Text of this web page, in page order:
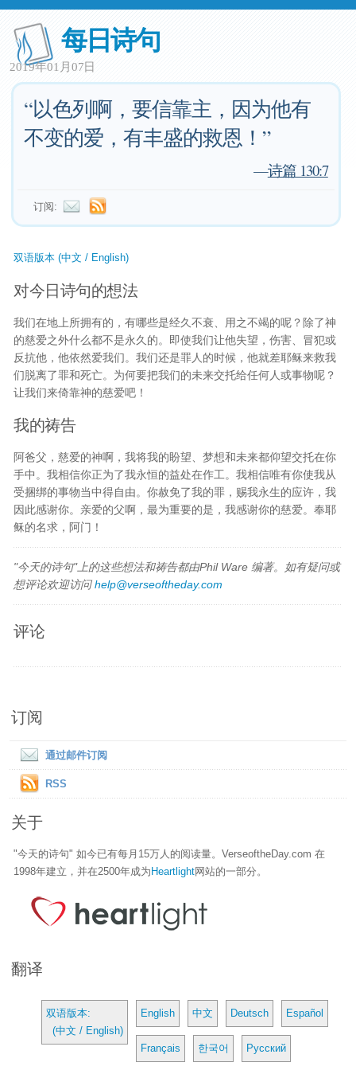
每日诗句
2019年01月07日
“以色列啊，要信靠主，因为他有
不变的爱，有丰盛的救恩！”
—诗篇 130:7
订阅:
双语版本 (中文 / English)
对今日诗句的想法
我们在地上所拥有的，有哪些是经久不衰、用之不竭的呢？除了神
的慈爱之外什么都不是永久的。即使我们让他失望，伤害、冒犯或
反抗他，他依然爱我们。我们还是罪人的时候，他就差耶稣来救我
们脱离了罪和死亡。为何要把我们的未来交托给任何人或事物呢？
让我们来倚靠神的慈爱吧！
我的祷告
阿爸父，慈爱的神啊，我将我的盼望、梦想和未来都仰望交托在你
手中。我相信你正为了我永恒的益处在作工。我相信唯有你使我从
受捆绑的事物当中得自由。你赦免了我的罪，赐我永生的应许，我
因此感谢你。亲爱的父啊，最为重要的是，我感谢你的慈爱。奉耶
稣的名求，阿门！
"今天的诗句"上的这些想法和祷告都由Phil Ware 编著。如有疑问或
想评论欢迎访问help@verseoftheday.com
评论
订阅
通过邮件订阅
RSS
关于
"今天的诗句" 如今已有每月15万人的阅读量。VerseoftheDay.com 在
1998年建立，并在2500年成为 Heartlight网站的一部分。
翻译
双语版本:
(中文 / English)
English 中文 Deutsch Español
Français 한국어 Русский